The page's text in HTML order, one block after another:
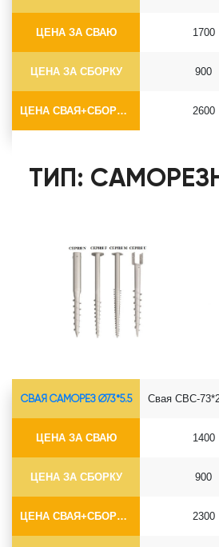
ЦЕНА ЗА СВАЮ
ЦЕНА ЗА СБОРКУ
ЦЕНА СВАЯ+СБОРКА (БЕЗ ОГОЛОВКА)
1700
900
2600
ТИП:
СВАЯ САМОРЕЗ Ø73*5.5
ЦЕНА ЗА СВАЮ
ЦЕНА ЗА СБОРКУ
ЦЕНА СВАЯ+СБОРКА (БЕЗ ОГОЛОВКА)
1400
900
2300